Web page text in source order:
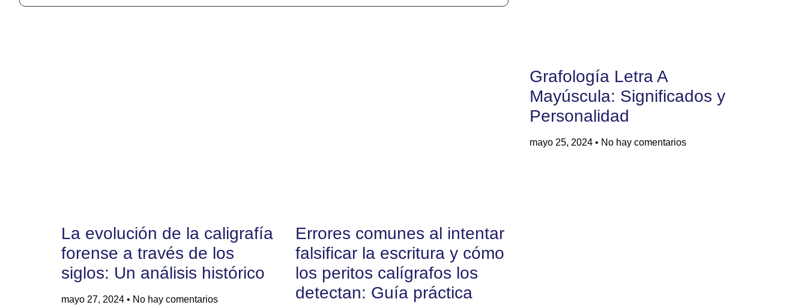
La evolución de la caligrafía
forense a través de los
siglos: Un análisis histórico
mayo 27, 2024 No hay comentarios
Errores comunes al intentar
falsificar la escritura y cómo
los peritos calígrafos los
detectan: Guía práctica
Grafología Letra A
Mayúscula: Significados y
Personalidad
mayo 25, 2024 No hay comentarios